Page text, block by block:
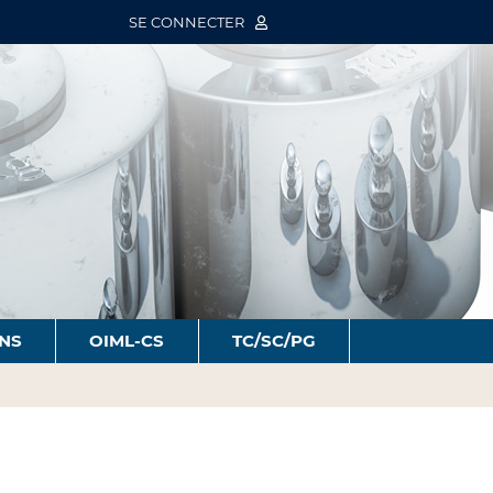
SE CONNECTER
OIML-CS TC/SC/PG